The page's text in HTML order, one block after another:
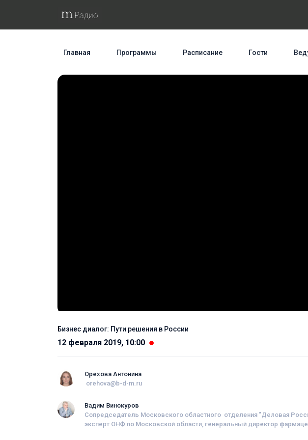
Главная Программы Расписание Гости
Бизнес диалог: Пути решения в России
12 февраля 2019, 10:00
Орехова Антонина
orehova@b-d-m.ru
Вадим Винокуров
Сопредседатель Московского областного отделения "Деловая
эксперт ОНФ по Московской области, генеральный директор